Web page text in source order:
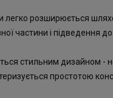
легко розширюється
частини і підведення
стильним дизайном -
простотою